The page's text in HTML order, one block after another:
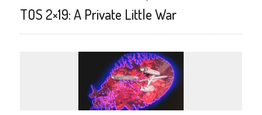
TOS 2×19: A Private Little War